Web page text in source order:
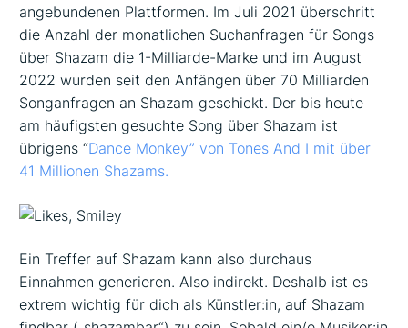
angebundenen Plattformen. Im Juli 2021 überschritt
die Anzahl der monatlichen Suchanfragen für Songs
über Shazam die 1-Milliarde-Marke und im August
2022 wurden seit den Anfängen über 70 Milliarden
Songanfragen an Shazam geschickt. Der bis heute
am häufigsten gesuchte Song über Shazam ist
übrigens “Dance Monkey” von Tones And I mit über
41 Millionen Shazams.
Ein Treffer auf Shazam kann also durchaus
Einnahmen generieren. Also indirekt. Deshalb ist es
extrem wichtig für dich als Künstler:in, auf Shazam